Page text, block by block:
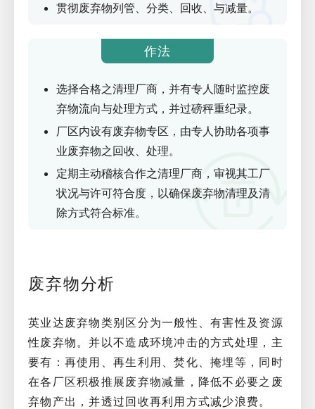
贯彻废弃物列管、分类、回收、与减量。
作法
选择合格之清理厂商，并有专人随时监控废
弃物流向与处理方式，并过磅秤重纪录。
厂区内设有废弃物专区，由专人协助各项事
业废弃物之回收、处理。
定期主动稽核合作之清理厂商，审视其工厂
状况与许可符合度，以确保废弃物清理及清
除方式符合标准。
废弃物分析
英业达废弃物类别区分为一般性、有害性及资源
性废弃物。并以不造成环境冲击的方式处理，主
要有：再使用、再生利用、焚化、掩埋等，同时
在各厂区积极推展废弃物减量，降低不必要之废
弃物产出，并透过回收再利用方式减少浪费。